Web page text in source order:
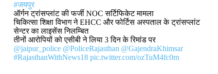
#जयपुर
ऑर्गन ट्रांसप्लांट की फर्जी NOC सर्टिफिकेट मामला
चिकित्सा शिक्षा विभाग ने EHCC और फोर्टिस अस्पताल के ट्रांसप्लांट
सेन्टर का लाइसेंस निलम्बित
तीनों आरोपियों को एसीबी ने लिया 3 दिन के रिमांड पर
@jaipur_police @PoliceRajasthan @GajendraKhimsar
#RajasthanWithNews18 pic.twitter.com/ozTuM4fc0m